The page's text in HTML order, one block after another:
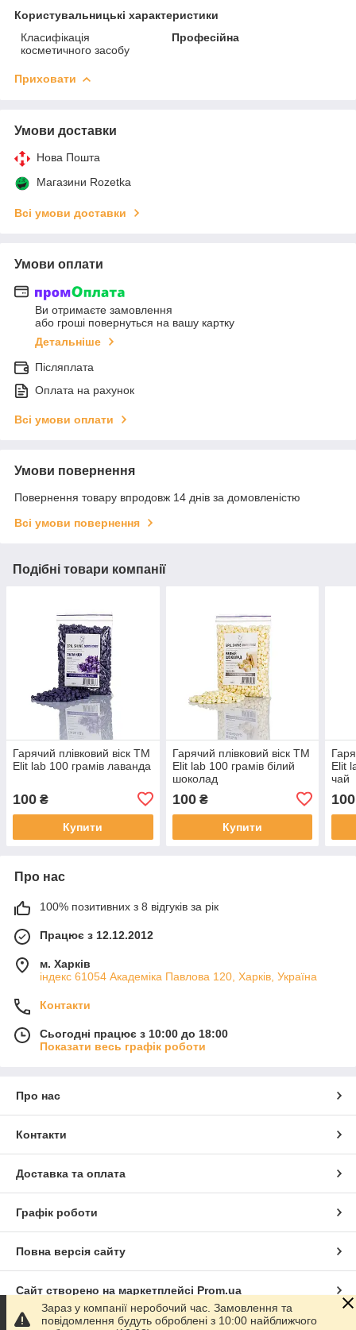
Користувальницькі характеристики
Класифікація
косметичного засобу
Професійна
Приховати
Умови доставки
Нова Пошта
Магазини Rozetka
Всі умови доставки
Умови оплати
Ви отримаєте замовлення
або гроші повернуться на вашу картку
Детальніше
Післяплата
Оплата на рахунок
Всі умови оплати
Умови повернення
Повернення товару впродовж 14 днів за домовленістю
Всі умови повернення
Подібні товари компанії
Гарячий плівковий віск TM
Elit lab 100 грамів лаванда
100 ₴
Купити
Гарячий плівковий віск TM
Elit lab 100 грамів білий
шоколад
100₴
Купити
Elit
чай
100
Про нас
100% позитивних з 8 відгуків за рік
Працює з 12.12.2012
м. Харків
індекс 61054 Академіка Павлова 120, Харків, Україна
Контакти
Сьогодні працює з 10:00 до 18:00
Показати весь графік роботи
Про нас
Контакти
Доставка та оплата
Графік роботи
Повна версія сайту
Сайт створено на маркетплейсі Prom.ua
Зараз у компанії неробочий час. Замовлення та
повідомлення будуть оброблені з 10:00 найближчого